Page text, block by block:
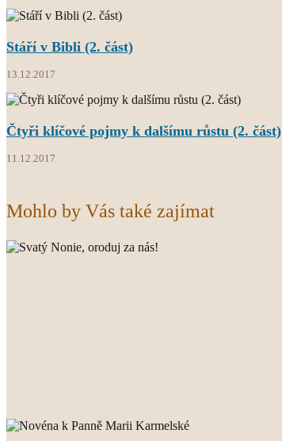
Stáří v Bibli (2. část)
13.12.2017
Čtyři klíčové pojmy k dalšímu růstu (2. část)
11.12.2017
Mohlo by Vás také zajímat